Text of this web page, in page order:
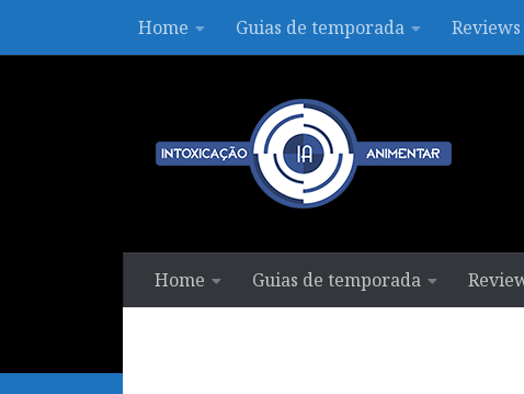
Skip to contentHome Guias de temporada Reviews
Home Guias de temporada